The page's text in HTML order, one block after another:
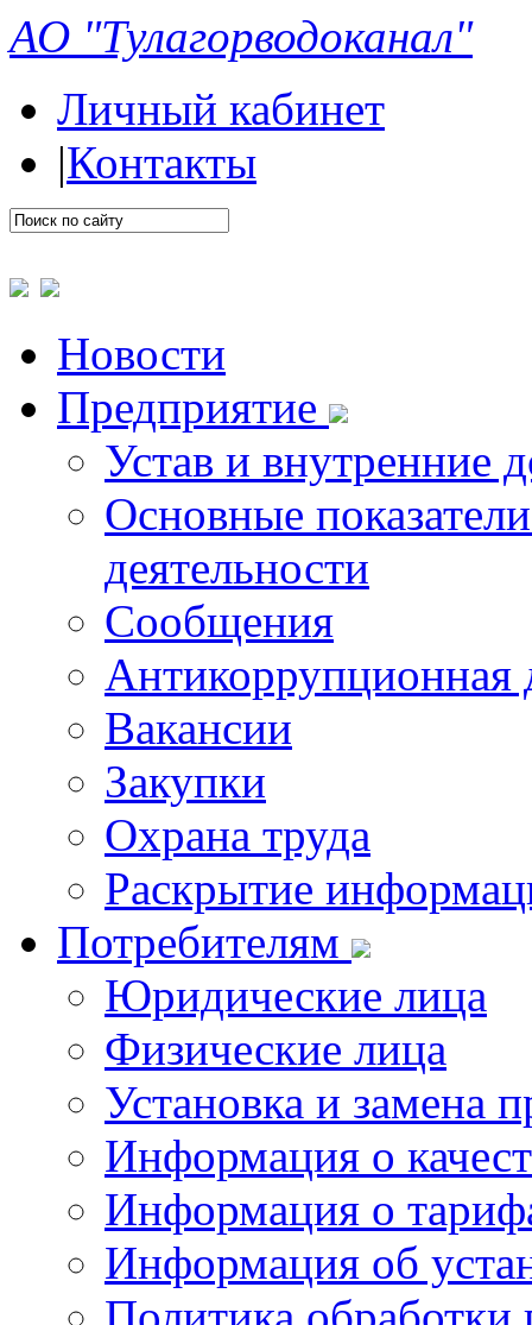
АО "Тулагорводоканал"
Личный кабинет
|Контакты
Новости
Предприятие
Устав и внутренние
Основные
деятельности
Сообщения
Антикоррупционная
Вакансии
Закупки
Охрана труда
Раскрытие
Потребителям
Юридические лица
Физические лица
Установка и замена
Информация о
Информация о
Информация об